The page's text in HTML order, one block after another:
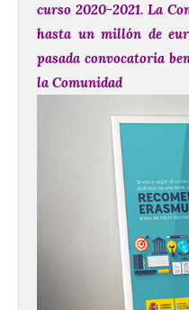
curso 2020-2021. La
hasta un millón de
pasada convocatoria
la Comunidad